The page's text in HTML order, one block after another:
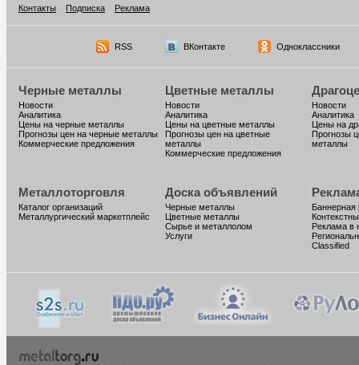
Контакты
Подписка Реклама
RSS ВКонтакте Одноклассники
Черные металлы
Новости
Аналитика
Цены на черные металлы
Прогнозы цен на черные металлы
Коммерческие предложения
Цветные металлы
Новости
Аналитика
Цены на цветные металлы
Прогнозы цен на цветные
металлы
Коммерческие предложения
Новости
Аналитика
Цены на
Прогнозы
металлы
Металлоторговля
Каталог организаций
Металлургический маркетплейс
Доска объявлений
Черные металлы
Цветные металлы
Сырье и металлолом
Услуги
Баннерная
Реклама в
Classified